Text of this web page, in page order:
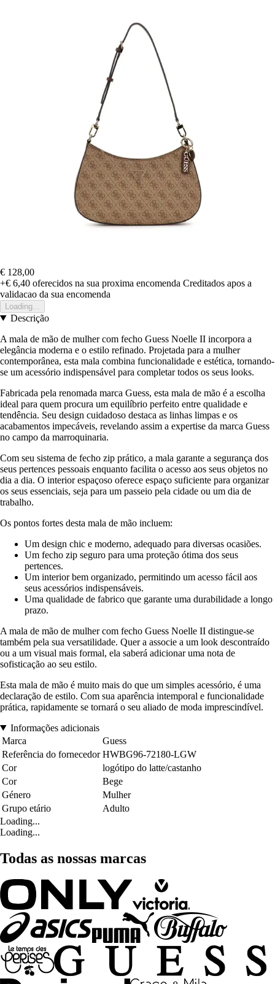
€ 128,00
+€ 6,40 oferecidos na sua proxima encomenda Creditados apos a
validacao da sua encomenda
Loading...
Descrição
A mala de mão de mulher com fecho Guess Noelle II incorpora a
elegância moderna e o estilo refinado. Projetada para a mulher
contemporânea, esta mala combina funcionalidade e estética, tornando-
se um acessório indispensável para completar todos os seus looks.
Fabricada pela renomada marca Guess, esta mala de mão é a escolha
ideal para quem procura um equilíbrio perfeito entre qualidade e
tendência. Seu design cuidadoso destaca as linhas limpas e os
acabamentos impecáveis, revelando assim a expertise da marca Guess
no campo da marroquinaria.
Com seu sistema de fecho zip prático, a mala garante a segurança dos
seus pertences pessoais enquanto facilita o acesso aos seus objetos no
dia a dia. O interior espaçoso oferece espaço suficiente para organizar
os seus essenciais, seja para um passeio pela cidade ou um dia de
trabalho.
Os pontos fortes desta mala de mão incluem:
Um design chic e moderno, adequado para diversas ocasiões.
Um fecho zip seguro para uma proteção ótima dos seus
pertences.
Um interior bem organizado, permitindo um acesso fácil aos
seus acessórios indispensáveis.
Uma qualidade de fabrico que garante uma durabilidade a longo
prazo.
A mala de mão de mulher com fecho Guess Noelle II distingue-se
também pela sua versatilidade. Quer a associe a um look descontraído
ou a um visual mais formal, ela saberá adicionar uma nota de
sofisticação ao seu estilo.
Esta mala de mão é muito mais do que um simples acessório, é uma
declaração de estilo. Com sua aparência intemporal e funcionalidade
prática, rapidamente se tornará o seu aliado de moda imprescindível.
Informações adicionais
Marca
Guess
Referência do fornecedor HWBG96-72180-LGW
Cor
logótipo do latte/castanho
Cor
Bege
Género
Mulher
Grupo etário
Adulto
Loading...
Loading...
Todas as nossas marcas